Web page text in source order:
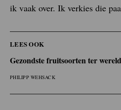
ik vaak over. Ik verkies die
LEES OOK
Gezondste fruitsoorten ter
PHILIPP WEHSACK